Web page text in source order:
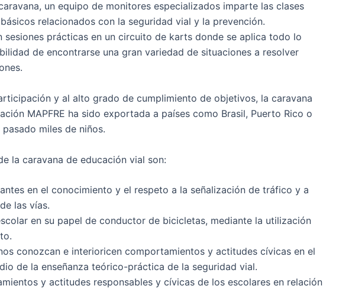
un equipo de monitores especializados imparte las clases
relacionados con la seguridad vial y la prevención.
sesiones prácticas en un circuito de karts donde se aplica todo lo
de encontrarse una gran variedad de situaciones a resolver
y al alto grado de cumplimiento de objetivos, la caravana
MAPFRE ha sido exportada a países como Brasil, Puerto Rico o
miles de niños.
la caravana de educación vial son:
en el conocimiento y el respeto a la señalización de tráfico y a
las vías.
en su papel de conductor de bicicletas, mediante la utilización
conozcan e interioricen comportamientos y actitudes cívicas en el
de la enseñanza teórico-práctica de la seguridad vial.
y actitudes responsables y cívicas de los escolares en relación